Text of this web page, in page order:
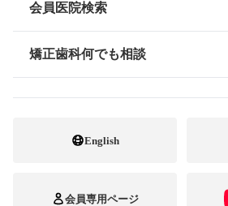
情報公開
会員医院検索
矯正歯科何でも相談
English
会員専用ページ
沢山のご応募ありがと
た。入賞作品の発表は
す。
矯正歯科治療中の方を対象